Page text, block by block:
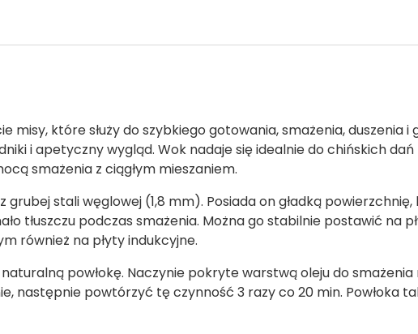
misy, które służy do szybkiego gotowania, smażenia,
i apetyczny wygląd. Wok nadaje się idealnie do chińskich
smażenia z ciągłym mieszaniem.
grubej stali węglowej (1,8 mm). Posiada on gładką
tłuszczu podczas smażenia. Można go stabilnie postawić na
również na płyty indukcyjne.
powłokę. Naczynie pokryte warstwą oleju do
następnie powtórzyć tę czynność 3 razy co 20 min. Powłoka